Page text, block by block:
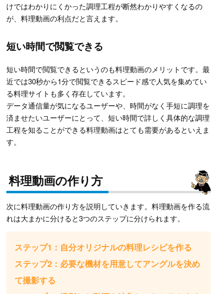
けではわかりにくかった調理工程が断然わかりやすくなるの
が、料理動画の利点だと言えます。
短い時間で閲覧できる
短い時間で閲覧できるというのも料理動画のメリットです。最
近では30秒から1分で閲覧できるスピード感で人気を集めてい
る料理サイトも多く存在しています。
データ通信量が気になるユーザーや、時間がなく手短に調理を
済ませたいユーザーにとって、短い時間で詳しく具体的な調理
工程を知ることができる料理動画はとても需要があるといえま
す。
料理動画の作り方
次に料理動画の作り方を説明していきます。料理動画を作る流
れは大まかに分けると3つのステップに分けられます。
ステップ1：自分オリジナルの料理レシピを作る
ステップ2：必要な機材を用意してアングルを決め
て撮影する